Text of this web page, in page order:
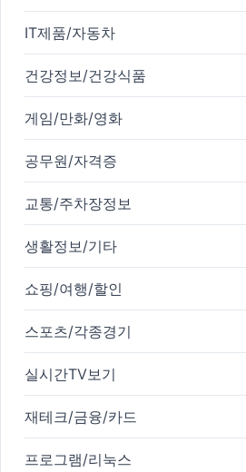
IT제품/자동차
건강정보/건강식품
게임/만화/영화
공무원/자격증
교통/주차장정보
생활정보/기타
쇼핑/여행/할인
스포츠/각종경기
실시간TV보기
재테크/금융/카드
프로그램/리눅스